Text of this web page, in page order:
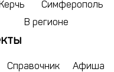
Керчь
Симферополь
В регионе
Справочник
Афиша